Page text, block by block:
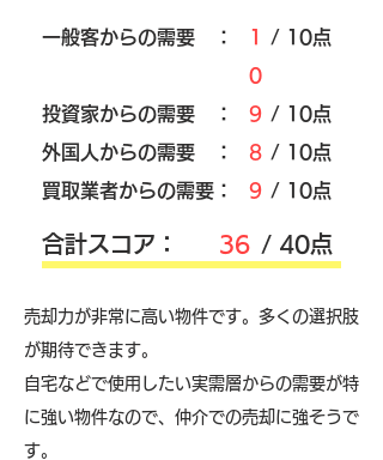
​一般客からの需要 ：
1
0
/ 10点
​投資家からの需要 ： 9 / 10点
外国人からの需要 ：
8 / 10点
買取業者からの需要：
9 / 10点
​合計スコア： 36 / 40点
売却力が非常に高い物件です。多くの選択肢
が期待できます。
自宅などで使用したい実需層からの需要が特
に強い物件なので、仲介での売却に強そうで
す。